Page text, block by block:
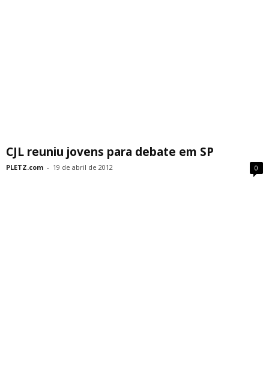
CJL reuniu jovens para debate em SP
PLETZ.com - 19 de abril de 2012 0